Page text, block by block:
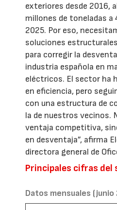
exteriores desde 2016,
millones de toneladas a
2025. Por eso,
soluciones
para corregir la
industria española en
eléctricos. El sector ha
en eficiencia, pero
con una estructura de
la de nuestros vecinos.
ventaja competitiva,
en desventaja”, afirma
directora general de
Principales cifras
Datos mensuales